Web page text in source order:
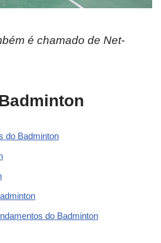
é chamado de Net-
do Badminton
do Badminton